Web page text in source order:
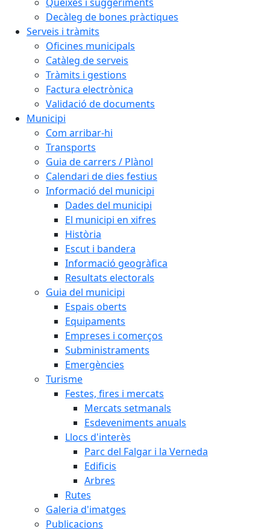
Decàleg de bones pràctiques
Serveis i tràmits
Oficines municipals
Catàleg de serveis
Tràmits i gestions
Factura electrònica
Validació de documents
Municipi
Com arribar-hi
Transports
Guia de carrers / Plànol
Calendari de dies festius
Informació del municipi
Dades del municipi
El municipi en xifres
Història
Escut i bandera
Informació geogràfica
Resultats electorals
Guia del municipi
Espais oberts
Equipaments
Empreses i comerços
Subministraments
Emergències
Turisme
Festes, fires i mercats
Mercats setmanals
Esdeveniments anuals
Llocs d'interès
Parc del Falgar i la Verneda
Edificis
Arbres
Rutes
Galeria d'imatges
Publicacions